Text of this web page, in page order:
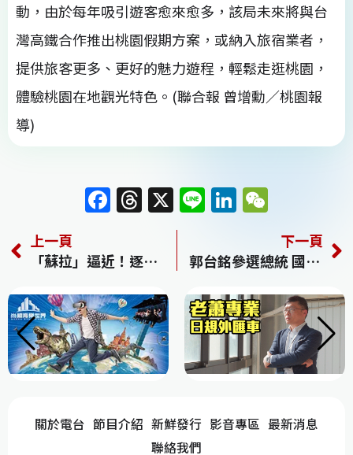
動，由於每年吸引遊客愈來愈多，該局未來將與台
灣高鐵合作推出桃園假期方案，或納入旅宿業者，
提供旅客更多、更好的魅力遊程，輕鬆走逛桃園，
體驗桃園在地觀光特色。(聯合報 曾增勳／桃園報
導)
F
c
e
b
o
o
k
T
re
a
d
s
X Li
e
Li
k
e
dI
n
C
h
at
上一頁
「蘇拉」逼近！逐漸北轉、影響加大 週三強度恐達巔峰
下一頁
郭台銘參選總統 國民黨：極度遺憾，仍盼郭信守承諾
關於電台 節目介紹 新鮮發行 影音專區 最新消息
聯絡我們